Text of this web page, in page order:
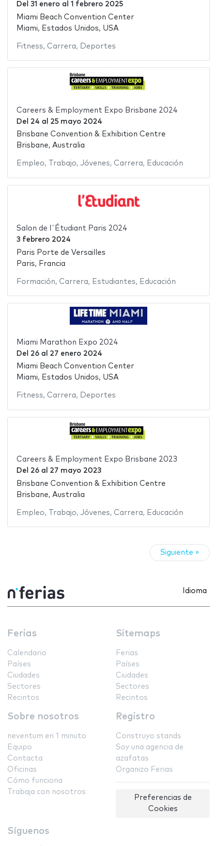
Del 31 enero al 1 febrero 2025
Miami Beach Convention Center
Miami, Estados Unidos, USA
Fitness, Carrera, Deportes
Careers & Employment Expo Brisbane 2024
Del 24 al 25 mayo 2024
Brisbane Convention & Exhibition Centre
Brisbane, Australia
Empleo, Trabajo, Jóvenes, Carrera, Educación
Salon de l´Étudiant Paris 2024
3 febrero 2024
Paris Porte de Versailles
Paris, Francia
Formación, Carrera, Estudiantes, Educación
Miami Marathon Expo 2024
Del 26al 27 enero 2024
Miami Beach Convention Center
Miami, Estados Unidos, USA
Fitness, Carrera, Deportes
Careers & Employment Expo Brisbane 2023
Del 26al 27 mayo 2023
Brisbane Convention & Exhibition Centre
Brisbane, Australia
Empleo, Trabajo, Jóvenes, Carrera, Educación
Siguiente »
Idioma
Ferias
Calendario
Países
Ciudades
Sectores
Recintos
Sitemaps
Ferias
Países
Ciudades
Sectores
Recintos
Sobre nosotros
neventum en 1 minuto
Equipo
Contacta
Oficinas
Cómo funciona
Trabaja con nosotros
Registro
Construyo stands
Soy una agencia de
azafatas
Organizo Ferias
Preferencias de
Cookies
Síguenos